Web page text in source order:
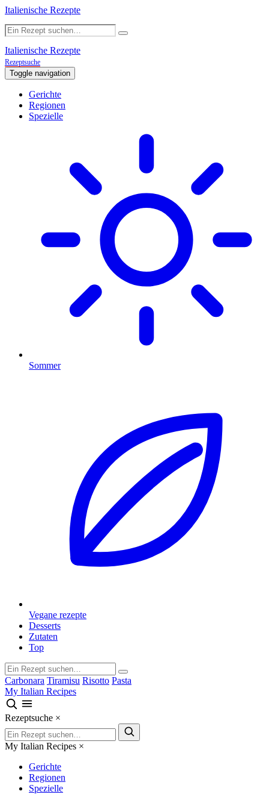
Italienische Rezepte
Italienische Rezepte
Rezeptsuche
Toggle navigation
Gerichte
Regionen
Spezielle
Sommer
Vegane rezepte
Desserts
Zutaten
Top
Carbonara Tiramisu Risotto Pasta
My Italian Recipes
Rezeptsuche ×
My Italian Recipes ×
Gerichte
Regionen
Spezielle